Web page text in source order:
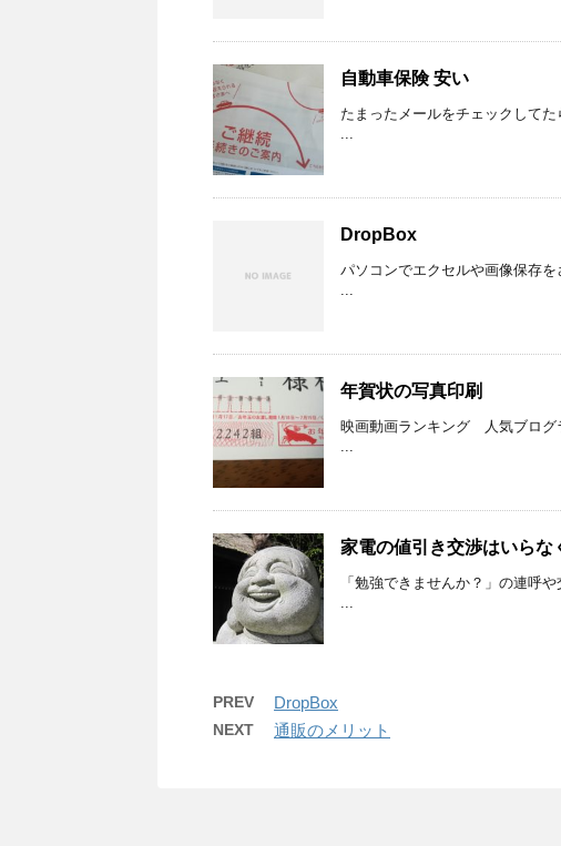
自動車保険 安い
たまったメールをチェックして
...
DropBox
パソコンでエクセルや画像保存
...
年賀状の写真印刷
映画動画ランキング 人気ブログ
...
家電の値引き交渉はいらな
「勉強できませんか？」の連呼
...
PREV DropBox
NEXT 通販のメリット